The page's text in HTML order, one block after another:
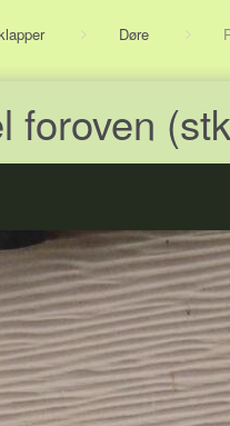
Døre
foroven